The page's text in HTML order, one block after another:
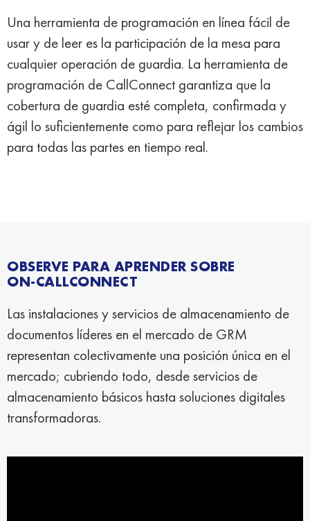
Una herramienta de programación en línea fácil de
usar y de leer es la participación de la mesa para
cualquier operación de guardia. La herramienta de
programación de CallConnect garantiza que la
cobertura de guardia esté completa, confirmada y
ágil lo suficientemente como para reflejar los cambios
para todas las partes en tiempo real.
OBSERVE PARA APRENDER SOBRE
ON-CALLCONNECT
Las instalaciones y servicios de almacenamiento de
documentos líderes en el mercado de GRM
representan colectivamente una posición única en el
mercado; cubriendo todo, desde servicios de
almacenamiento básicos hasta soluciones digitales
transformadoras.